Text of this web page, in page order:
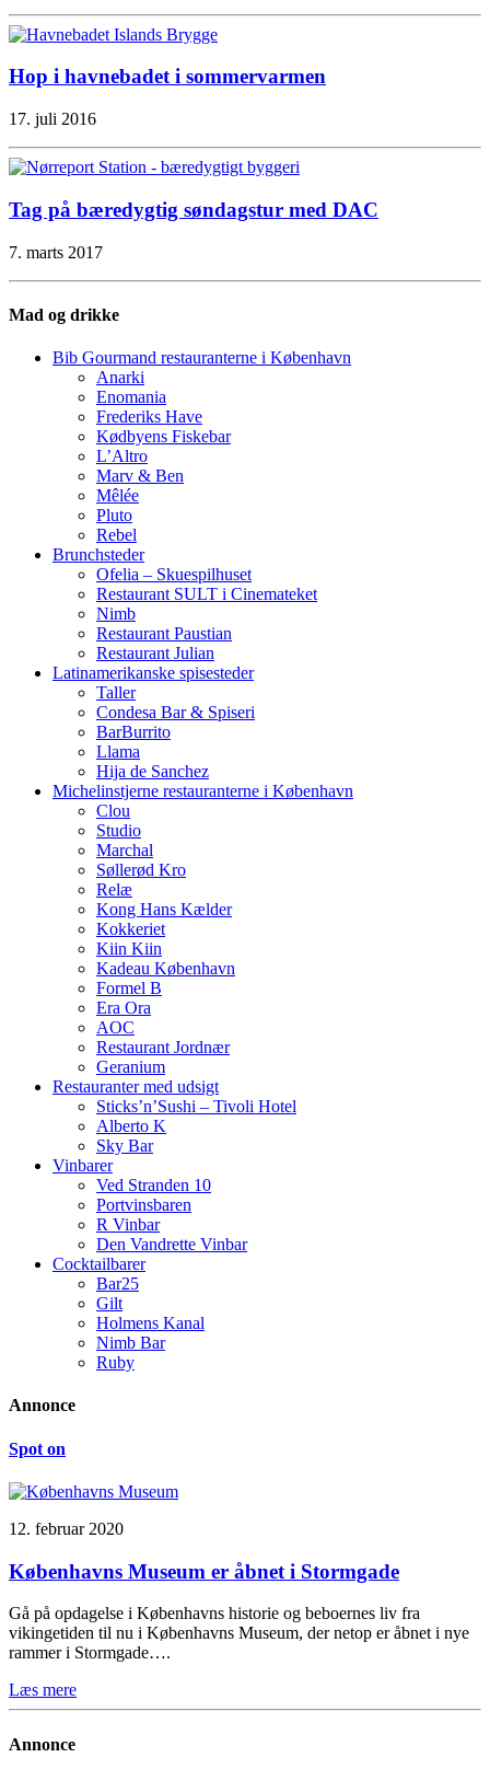
Hop i havnebadet i sommervarmen
17. juli 2016
Tag på bæredygtig søndagstur med DAC
7. marts 2017
Mad og drikke
Bib Gourmand restauranterne i København
Anarki
Enomania
Frederiks Have
Kødbyens Fiskebar
L’Altro
Marv & Ben
Mêlée
Pluto
Rebel
Brunchsteder
Ofelia – Skuespilhuset
Restaurant SULT i Cinemateket
Nimb
Restaurant Paustian
Restaurant Julian
Latinamerikanske spisesteder
Taller
Condesa Bar & Spiseri
BarBurrito
Llama
Hija de Sanchez
Michelinstjerne restauranterne i København
Clou
Studio
Marchal
Søllerød Kro
Relæ
Kong Hans Kælder
Kokkeriet
Kiin Kiin
Kadeau København
Formel B
Era Ora
AOC
Restaurant Jordnær
Geranium
Restauranter med udsigt
Sticks’n’Sushi – Tivoli Hotel
Alberto K
Sky Bar
Vinbarer
Ved Stranden 10
Portvinsbaren
R Vinbar
Den Vandrette Vinbar
Cocktailbarer
Bar25
Gilt
Holmens Kanal
Nimb Bar
Ruby
Annonce
Spot on
12. februar 2020
Københavns Museum er åbnet i Stormgade
Gå på opdagelse i Københavns historie og beboernes liv fra
vikingetiden til nu i Københavns Museum, der netop er åbnet i nye
rammer i Stormgade….
Læs mere
Annonce